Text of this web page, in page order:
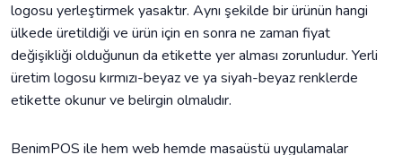
logosu yerleştirmek yasaktır. Aynı şekilde bir ürünün hangi
ülkede üretildiği ve ürün için en sonra ne zaman fiyat
değişikliği olduğunun da etikette yer alması zorunludur. Yerli
üretim logosu kırmızı-beyaz ve ya siyah-beyaz renklerde
etikette okunur ve belirgin olmalıdır.
BenimPOS ile hem web hemde masaüstü uygulamalar